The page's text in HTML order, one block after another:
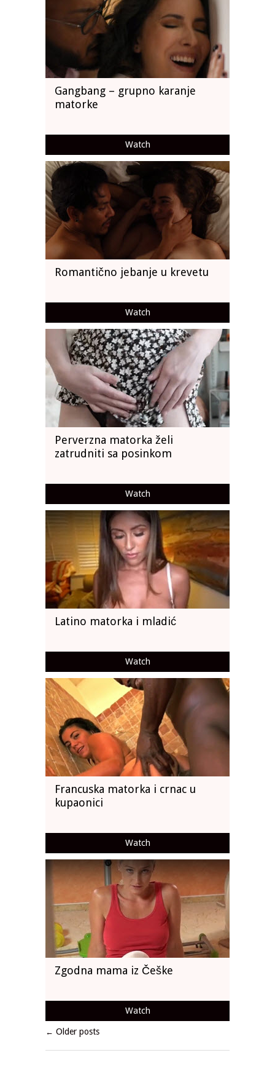
Gangbang – grupno karanje
matorke
Watch
Romantično jebanje u krevetu
Watch
Perverzna matorka želi
zatrudniti sa posinkom
Watch
Latino matorka i mladić
Watch
Francuska matorka i crnac u
kupaonici
Watch
Zgodna mama iz Češke
Watch
Post navigation
← Older posts